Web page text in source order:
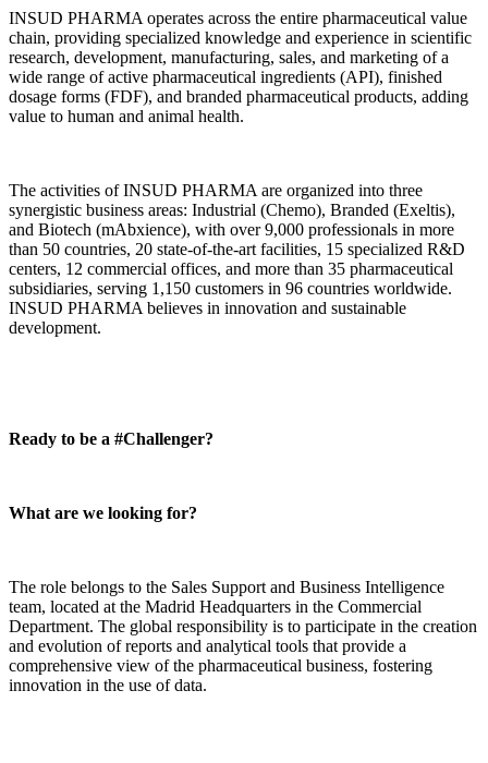
INSUD PHARMA operates across the entire pharmaceutical value
chain, providing specialized knowledge and experience in scientific
research, development, manufacturing, sales, and marketing of a
wide range of active pharmaceutical ingredients (API), finished
dosage forms (FDF), and branded pharmaceutical products, adding
value to human and animal health.
The activities of INSUD PHARMA are organized into three
synergistic business areas: Industrial (Chemo), Branded (Exeltis),
and Biotech (mAbxience), with over 9,000 professionals in more
than 50 countries, 20 state-of-the-art facilities, 15 specialized R&D
centers, 12 commercial offices, and more than 35 pharmaceutical
subsidiaries, serving 1,150 customers in 96 countries worldwide.
INSUD PHARMA believes in innovation and sustainable
development.
Ready to be a #Challenger?
What are we looking for?
The role belongs to the Sales Support and Business Intelligence
team, located at the Madrid Headquarters in the Commercial
Department. The global responsibility is to participate in the creation
and evolution of reports and analytical tools that provide a
comprehensive view of the pharmaceutical business, fostering
innovation in the use of data.